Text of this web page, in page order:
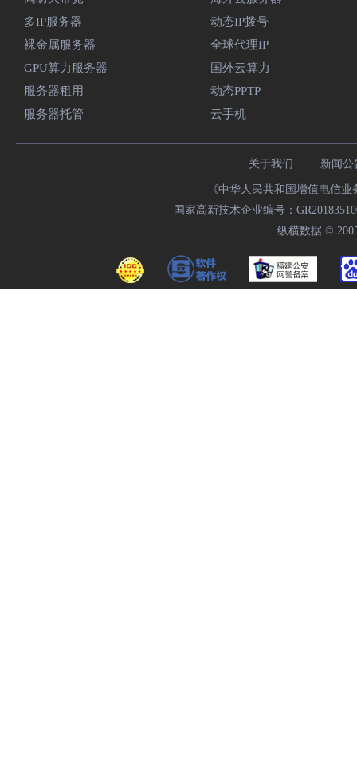
多IP服务器
裸金属服务器
GPU算力服务器
服务器租用
服务器托管
动态IP拨号
全球代理IP
国外云算力
动态PPTP
云手机
关于我们 新闻公
《中华人民共和国增值电信
国家高新技术企业编号：
纵横数据 ©